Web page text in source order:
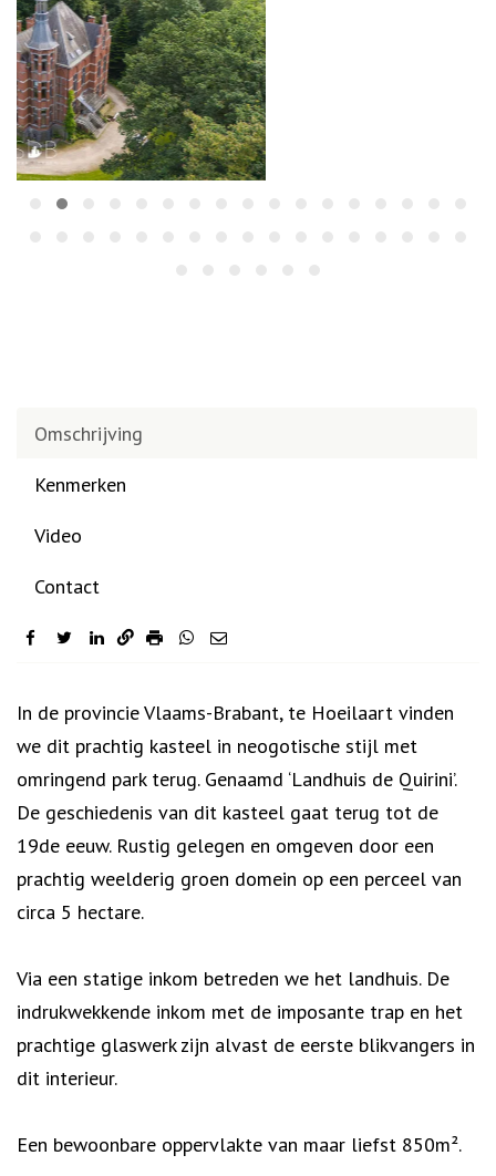
Omschrijving
Kenmerken
Video
Contact
facebook
twitterlinkedin
Omschrijving
In de provincie Vlaams-Brabant, te Hoeilaart vinden
we dit prachtig kasteel in neogotische stijl met
omringend park terug. Genaamd ‘Landhuis de Quirini’.
De geschiedenis van dit kasteel gaat terug tot de
19de eeuw. Rustig gelegen en omgeven door een
prachtig weelderig groen domein op een perceel van
circa 5 hectare.
Via een statige inkom betreden we het landhuis. De
indrukwekkende inkom met de imposante trap en het
prachtige glaswerk zijn alvast de eerste blikvangers in
dit interieur.
Een bewoonbare oppervlakte van maar liefst 850m².